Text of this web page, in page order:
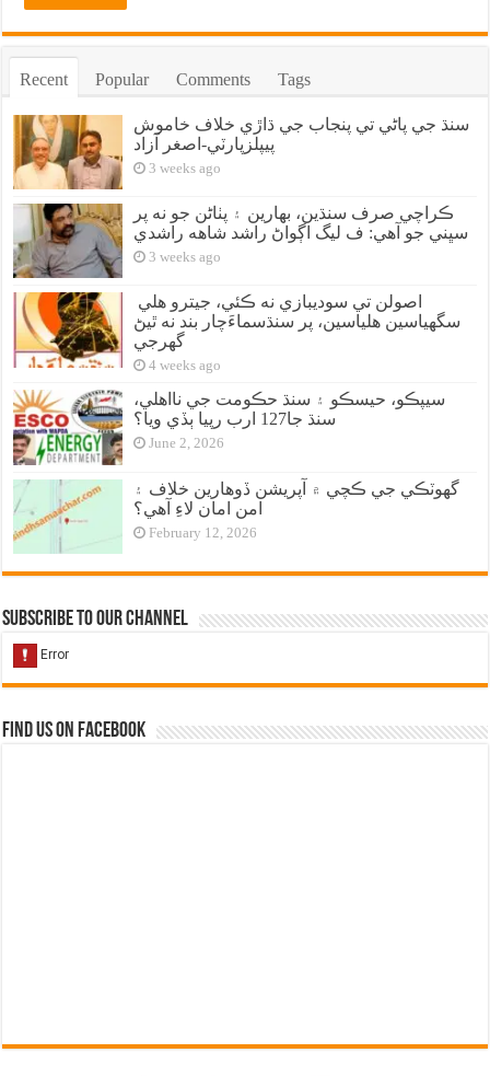
Recent Popular Comments Tags
سنڌ جي پاڻي تي پنجاب جي ڌاڙي خلاف خاموش
پيپلزپارٽي-اصغر آزاد
3 weeks ago
ڪراچي صرف سنڌين، بهارين ۽ پٺاڻن جو نه پر
سڀني جو آهي: ف ليگ اڳواڻ راشد شاهه راشدي
3 weeks ago
سگهياسين هلياسين، پر سنڌسماءَچار بند نه ٿيڻ
گهرجي
4 weeks ago
سيپڪو، حيسڪو ۽ سنڌ حڪومت جي نااهلي،
سنڌ جا127 ارب رپيا ٻڏي ويا؟
June 2, 2026
گهوٽڪي جي ڪچي ۾ آپريشن ڏوهارين خلاف ۽
امن امان لاءِ آهي؟
February 12, 2026
Subscribe to our Channel
Find us on Facebook